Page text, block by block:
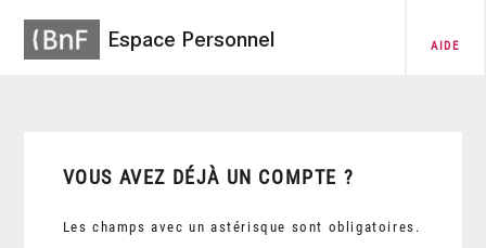
Espace Personnel AIDE
VOUS AVEZ DÉJÀ UN COMPTE ?
Les champs avec un astérisque sont obligatoires.